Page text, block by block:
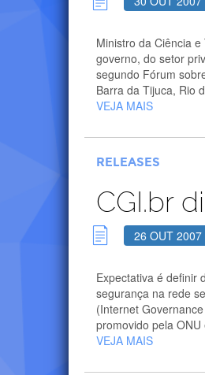
Ministro da Ciência
governo, do setor
segundo Fórum
Barra da Tijuca, Rio
VEJA MAIS
RELEASES
CGI.br
26 OUT 2007
Expectativa é definir
segurança na rede
(Internet
promovido pela
VEJA MAIS